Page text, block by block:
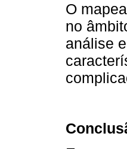
O
no
análise